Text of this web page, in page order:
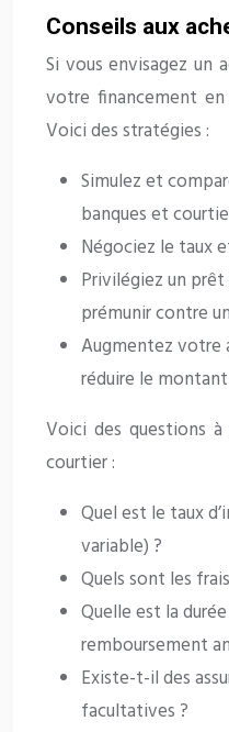
Conseils aux
Si vous envisagez un
votre financement
Voici des stratégies :
Simulez et
banques et
Négociez le taux
Privilégiez un
prémunir contre
Augmentez votre
réduire le
Voici des questions
courtier :
Quel est le taux
variable) ?
Quels sont les
Quelle est la
remboursement
Existe-t-il des
facultatives ?